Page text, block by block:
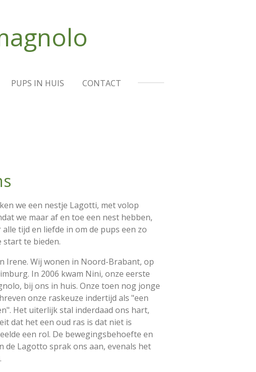
PUPS IN HUIS CONTACT
we een nestje Lagotti, met volop
we maar af en toe een nest hebben,
tijd en liefde in om de pups een zo
start te bieden.
Irene. Wij wonen in Noord-Brabant, op
In 2006 kwam Nini, onze eerste
bij ons in huis. Onze toen nog jonge
onze raskeuze indertijd als "een
Het uiterlijk stal inderdaad ons hart,
dat het een oud ras is dat niet is
een rol. De bewegingsbehoefte en
de Lagotto sprak ons aan, evenals het